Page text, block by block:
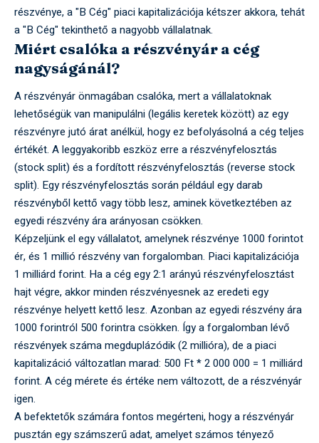
részvénye, a "B Cég" piaci kapitalizációja kétszer akkora, tehát
a "B Cég" tekinthető a nagyobb vállalatnak.
Miért csalóka a részvényár a cég
nagyságánál?
A részvényár önmagában csalóka, mert a vállalatoknak
lehetőségük van manipulálni (legális keretek között) az egy
részvényre jutó árat anélkül, hogy ez befolyásolná a cég teljes
értékét. A leggyakoribb eszköz erre a részvényfelosztás
(stock split) és a fordított részvényfelosztás (reverse stock
split). Egy részvényfelosztás során például egy darab
részvényből kettő vagy több lesz, aminek következtében az
egyedi részvény ára arányosan csökken.
Képzeljünk el egy vállalatot, amelynek részvénye 1000 forintot
ér, és 1 millió részvény van forgalomban. Piaci kapitalizációja
1 milliárd forint. Ha a cég egy 2:1 arányú részvényfelosztást
hajt végre, akkor minden részvényesnek az eredeti egy
részvénye helyett kettő lesz. Azonban az egyedi részvény ára
1000 forintról 500 forintra csökken. Így a forgalomban lévő
részvények száma megduplázódik (2 millióra), de a piaci
kapitalizáció változatlan marad: 500 Ft * 2 000 000 = 1 milliárd
forint. A cég mérete és értéke nem változott, de a részvényár
igen.
A befektetők számára fontos megérteni, hogy a részvényár
pusztán egy számszerű adat, amelyet számos tényező